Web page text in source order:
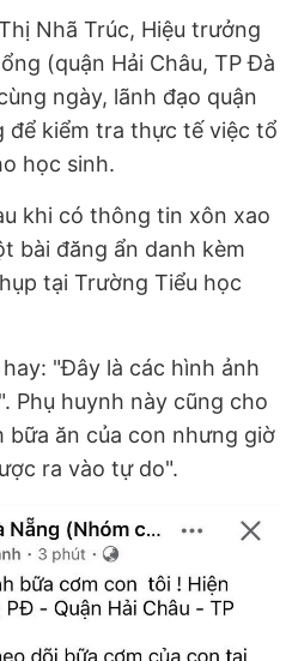
Nhã Trúc, Hiệu trưởng
(quận Hải Châu, TP Đà
ngày, lãnh đạo quận
kiểm tra thực tế việc tổ
học sinh.
khi có thông tin xôn xao
bài đăng ẩn danh kèm
tại Trường Tiểu học
"Đây là các hình ảnh
Phụ huynh này cũng cho
bữa ăn của con nhưng giờ
ra vào tự do".